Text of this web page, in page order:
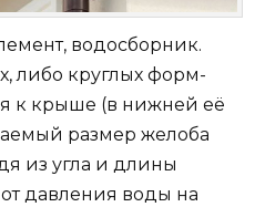
водосборник.
либо круглых форм-
к крыше (в нижней её
размер желоба
из угла и длины
давления воды на